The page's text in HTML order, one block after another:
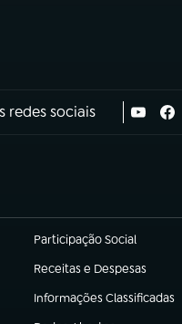
redes sociais
Participação Social
(abre em nova aba)
Receitas e Despesas
(abre em nova aba)
Informações Classificadas
(abre em nova aba)